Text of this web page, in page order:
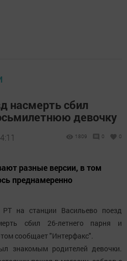
насмерть сбил
девочку
1809 0 0
разные версии, в том
преднамеренно
на станции Васильево поезд
сбил 26-летнего парня и
сообщает "Интерфакс".
знакомым родителей девочки.